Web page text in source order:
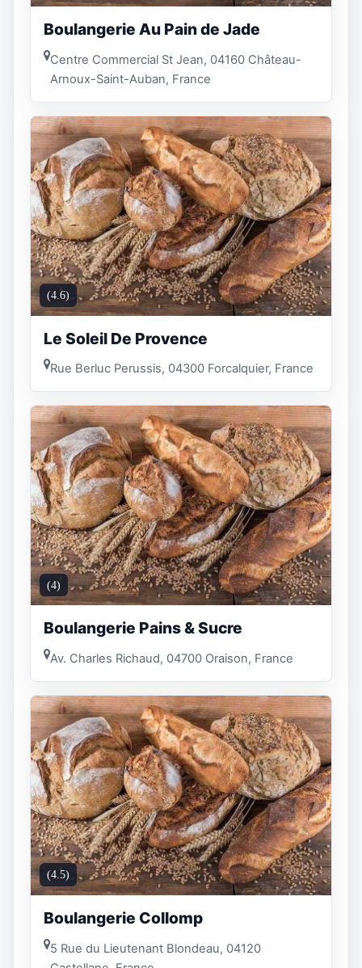
Boulangerie Au Pain de Jade
Centre Commercial St Jean, 04160 Château-
Arnoux-Saint-Auban, France
(4.6)
Le Soleil De Provence
Rue Berluc Perussis, 04300 Forcalquier, France
(4)
Boulangerie Pains & Sucre
Av. Charles Richaud, 04700 Oraison, France
(4.5)
Boulangerie Collomp
5 Rue du Lieutenant Blondeau, 04120